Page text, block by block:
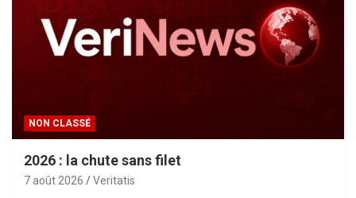
NON CLASSÉ
2026 : la chute sans filet
7 août 2026 Veritatis